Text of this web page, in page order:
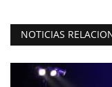
NOTICIAS